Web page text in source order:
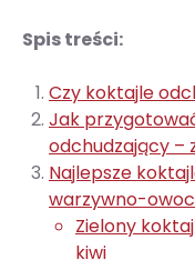
Spis treści:
Czy koktajle
Jak
odchudzający –
Najlepsze
warzywno-
Zielony
kiwi